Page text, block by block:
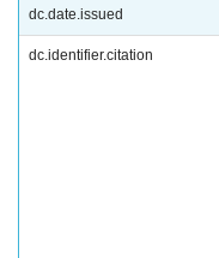
dc.date.issued
dc.identifier.citation